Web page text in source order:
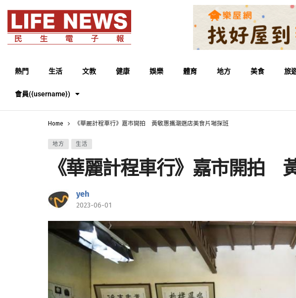
熱門 生活 文教 健康 娛樂 體育 地方 美食 旅
會員({username})
Home 《華麗計程車行》嘉市開拍 黃敏惠攜潮選店美食片場探班
地方 生活
《華麗計程車行》嘉市開拍
yeh
2023-06-01